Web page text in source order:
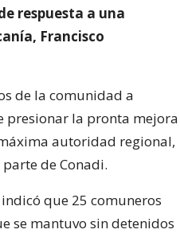
respuesta a una
Francisco
de la comunidad a
presionar la pronta mejora
autoridad regional,
de Conadi.
que 25 comuneros
se mantuvo sin detenidos